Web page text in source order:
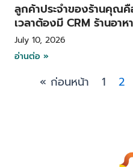
ลูกค้าประจำของร้านคุณคื
เวลาต้องมี CRM ร้านอาห
July 10, 2026
อ่านต่อ »
« ก่อนหน้า 1 2